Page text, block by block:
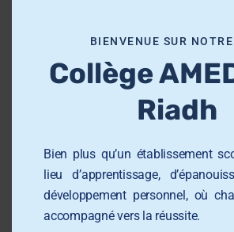
École Primaire AMED Sahloul
École et Collège AMED
École et Collège AMED Beni
Lycée AMED Sahloul
Collège AMED Jemmel
Collège AMED Khezama
Collège AMED Riadh Sousse
BIENVENUE SUR
Collège
Riadh
Bien plus qu’un établissement
lieu d’apprentissage,
développement personnel, où
accompagné vers la réussite.